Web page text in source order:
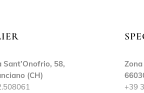
Sant’Onofrio, 58,
(CH)
+39